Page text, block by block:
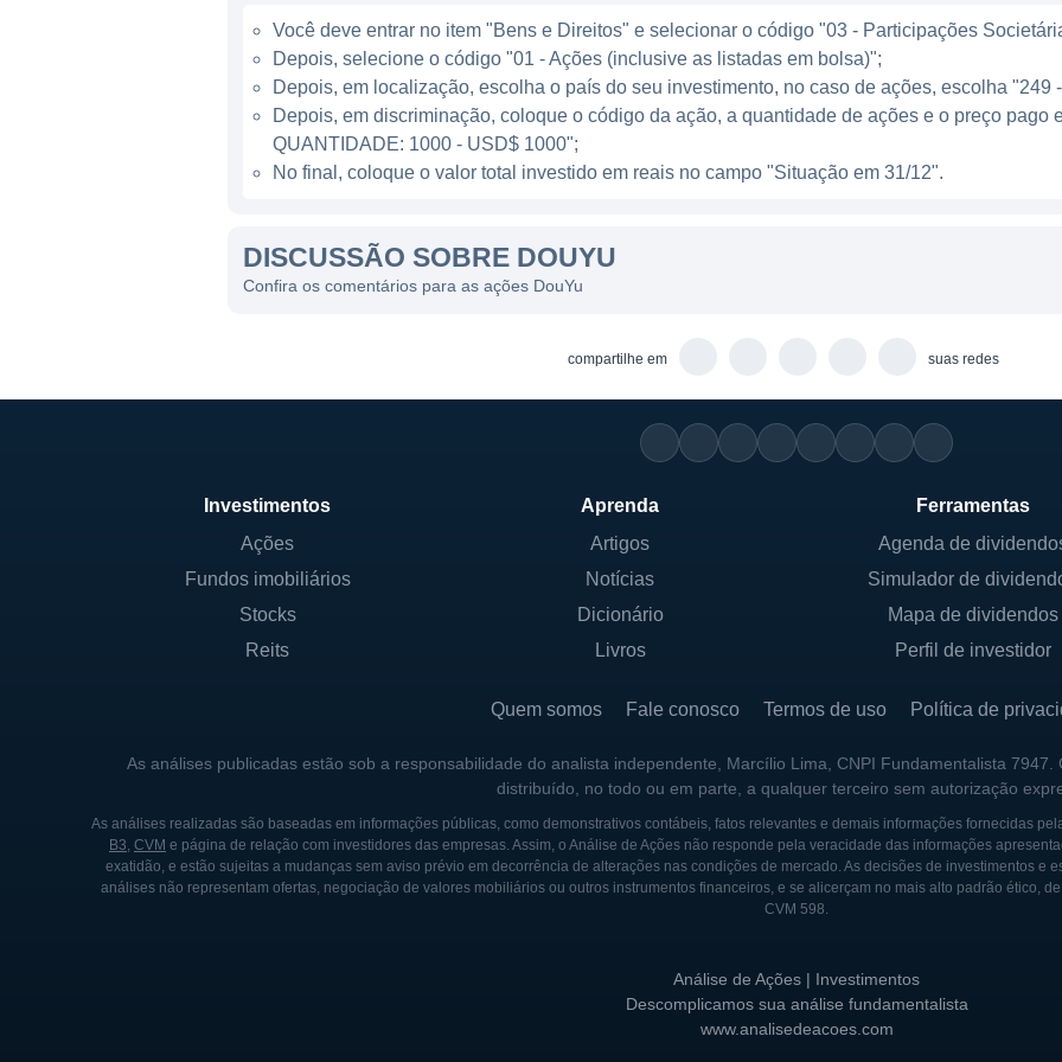
entretenimento, como talk shows e competições esportivas.
MODELOS DE NEGÓCIO DA DOUYU
A monetização da plataforma é um dos fatores mais interessantes do modelo de
captura receita não apenas de doações e presentes virtuais enviados pelos
anúncios, aproveitando seu grande público para oferecer espaço publicitário às
grandes audiências. Com essas estratégias, a DouYu se consolidou como uma
player relevante no mercado de streaming ao vivo.
A DouYu foi fundada em 2014, inicialmente como um site destinado a transmitir jogos
rapidamente ganhou popularidade e, em 2019, tornou-se pública, listando suas
Nova York. Desde então, a DouYu continuou a expandir suas operações e aumentar
Um dos marcos importantes na história da DouYu foi sua fusão com a Huya, outra
jogos, que ocorreu em 2020. Essa fusão consolidou a presença da DouYu no
gigante na indústria de streaming na China. Essa aliança também significou uma
Além de seus desafios iniciais, a DouYu enfrentou a concorrência crescente de
atraindo tanto novos consumidores quanto criadores de conteúdo para sua
Você deve entrar no item "Bens e Direitos" e selecionar o código "03 - Participações
Depois, selecione o código "01 - Ações (inclusive as listadas em bolsa)";
Depois, em localização, escolha o país do seu investimento, no caso de ações, escolha "249
Depois, em discriminação, coloque o código da ação, a quantidade de ações e o preço pago
QUANTIDADE: 1000 - USD$ 1000";
No final, coloque o valor total investido em reais no campo "Situação em 31/12".
DISCUSSÃO SOBRE DOUYU
Confira os comentários para as ações DouYu
compartilhe em suas redes
Investimentos
Ações
Fundos imobiliários
Stocks
Reits
Aprenda
Artigos
Notícias
Dicionário
Livros
Ferramentas
Agenda de
Simulador de
Mapa de dividendos
Perfil de investidor
Quem somos Fale conosco Termos de uso Política de
As análises publicadas estão sob a responsabilidade do analista independente, Marcílio Lima, CNPI Fundamentalista
distribuído, no todo ou em parte, a qualquer terceiro sem autorização
As análises realizadas são baseadas em informações públicas, como demonstrativos contábeis, fatos relevantes e demais informações fornecidas
B3, CVM e página de relação com investidores das empresas. Assim, o Análise de Ações não responde pela veracidade das informações
exatidão, e estão sujeitas a mudanças sem aviso prévio em decorrência de alterações nas condições de mercado. As decisões de investimentos e
análises não representam ofertas, negociação de valores mobiliários ou outros instrumentos financeiros, e se alicerçam no mais alto padrão ético,
CVM 598.
Análise de Ações | Investimentos
Descomplicamos sua análise fundamentalista
www.analisedeacoes.com